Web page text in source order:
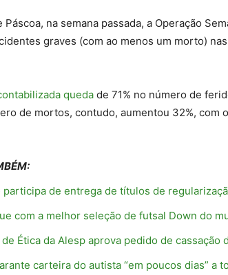
Páscoa, na semana passada, a Operação
graves (com ao menos um morto)
queda de 71% no número de
de mortos, contudo, aumentou 32%,
participa de entrega de títulos de
com a melhor seleção de futsal Down do
Ética da Alesp aprova pedido de cassação
carteira do autista “em poucos dias” a